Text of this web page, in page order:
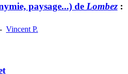
paysage...) de Lombez:
- Vincent P.